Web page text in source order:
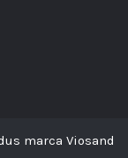
marca Viosand